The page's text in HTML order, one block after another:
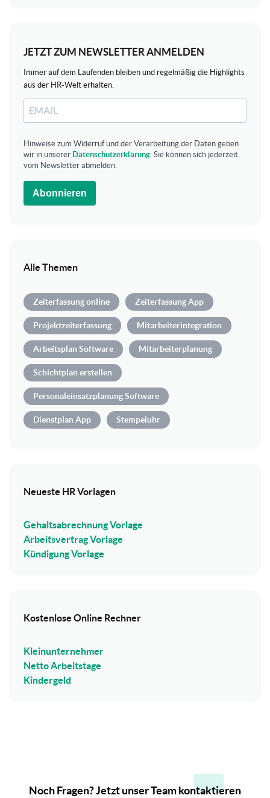
JETZT ZUM NEWSLETTER ANMELDEN
Immer auf dem Laufenden bleiben und regelmäßig die Highlights
aus der HR-Welt erhalten.
Hinweise zum Widerruf und der Verarbeitung der Daten geben
wir in unserer Datenschutzerklärung . Sie können sich jederzeit
vom Newsletter abmelden.
Abonnieren
Alle Themen
Zeiterfassung online Zeiterfassung App
Projektzeiterfassung Mitarbeiterintegration
Arbeitsplan Software Mitarbeiterplanung
Schichtplan erstellen
Personaleinsatzplanung Software
Dienstplan App Stempeluhr
Neueste HR Vorlagen
Gehaltsabrechnung Vorlage
Arbeitsvertrag Vorlage
Kündigung Vorlage
Kostenlose Online Rechner
Kleinunternehmer
Netto Arbeitstage
Kindergeld
Noch Fragen? Jetzt unser Team kontaktieren